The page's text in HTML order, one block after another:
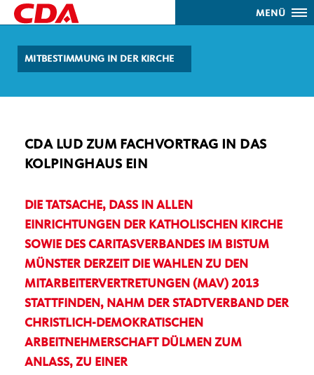
MENÜ
MITBESTIMMUNG IN DER KIRCHE
CDA LUD ZUM FACHVORTRAG IN DAS
KOLPINGHAUS EIN
DIE TATSACHE, DASS IN ALLEN
EINRICHTUNGEN DER KATHOLISCHEN KIRCHE
SOWIE DES CARITASVERBANDES IM BISTUM
MÜNSTER DERZEIT DIE WAHLEN ZU DEN
MITARBEITERVERTRETUNGEN (MAV) 2013
STATTFINDEN, NAHM DER STADTVERBAND DER
CHRISTLICH-DEMOKRATISCHEN
ARBEITNEHMERSCHAFT DÜLMEN ZUM
ANLASS, ZU EINER